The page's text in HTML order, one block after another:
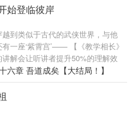
始登临彼岸
到类似于古代的武侠世界，与他
一座‘紫霄宫’—— 【《教学相长》
讲解会让听讲者提升50%的理解效
理解跟思考将反馈给你，你将获
【《大道蒲团》（等级一）：紫霄宫
可以帮助听讲者更好的聆听讲
学相长》效果+1000%。注：六个
六章 吾道成矣【大结局！】